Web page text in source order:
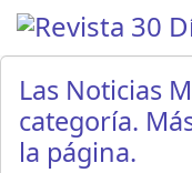
Las Noticias
categoría.
la página.